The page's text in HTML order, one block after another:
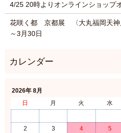
4/25 20時よりオンラインショップ
花咲く都 京都展 〈大丸福岡天
～3月30日
2026年 8月
日
月 火 水
2
3 4 5